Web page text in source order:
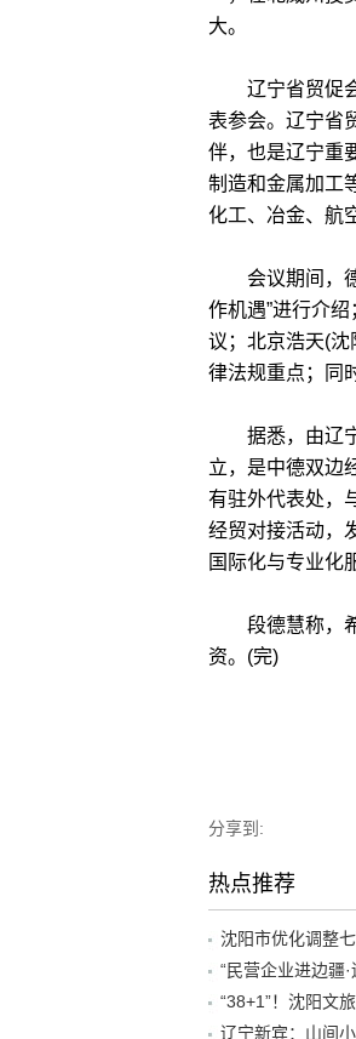
大。
辽宁省贸促会
表参会。辽宁省
伴，也是辽宁重
制造和金属加工
化工、冶金、航
会议期间，德
作机遇”进行介
议；北京浩天(
律法规重点；同
据悉，由辽宁
立，是中德双边
有驻外代表处，
经贸对接活动，
国际化与专业化
段德慧称，希
资。(完)
分享到:
热点推荐
沈阳市优化调整
“民营企业进边疆
辽宁新宾：山间